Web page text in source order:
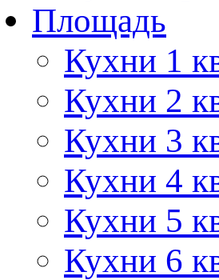
Площадь
Кухни 1
Кухни 2
Кухни 3
Кухни 4
Кухни 5
Кухни 6